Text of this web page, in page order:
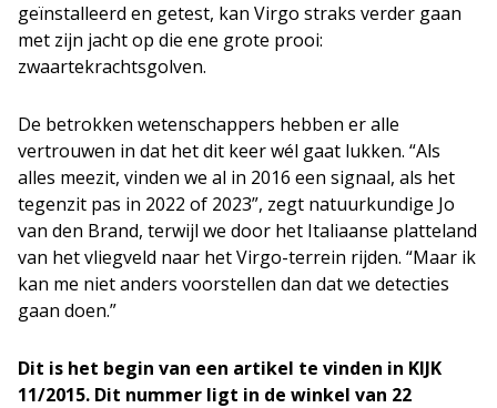
geïnstalleerd en getest, kan Virgo straks verder gaan
met zijn jacht op die ene grote prooi:
zwaartekrachtsgolven.
De betrokken wetenschappers hebben er alle
vertrouwen in dat het dit keer wél gaat lukken. “Als
alles meezit, vinden we al in 2016 een signaal, als het
tegenzit pas in 2022 of 2023”, zegt natuurkundige Jo
van den Brand, terwijl we door het Italiaanse platteland
van het vliegveld naar het Virgo-terrein rijden. “Maar ik
kan me niet anders voorstellen dan dat we detecties
gaan doen.”
Dit is het begin van een artikel te vinden in KIJK
11/2015. Dit nummer ligt in de winkel van 22